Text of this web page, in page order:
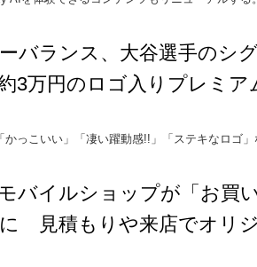
バランス、大谷選手のシ
3万円のロゴ入りプレミア
かっこいい」「凄い躍動感!!」「ステキなロゴ
バイルショップが「お買
見積もりや来店でオリ